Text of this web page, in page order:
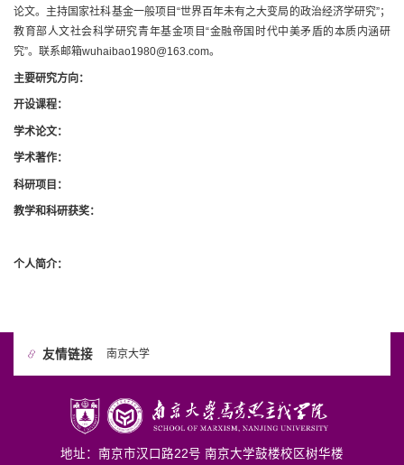
论文。主持国家社科基金一般项目“世界百年未有之大变局的政治经济学研究”；
教育部人文社会科学研究青年基金项目“金融帝国时代中美矛盾的本质内涵研
究”。联系邮箱wuhaibao1980@163.com。
主要研究方向：
开设课程：
学术论文：
学术著作：
科研项目：
教学和科研获奖：
个人简介：
友情链接 南京大学
地址：南京市汉口路22号 南京大学鼓楼校区树华楼